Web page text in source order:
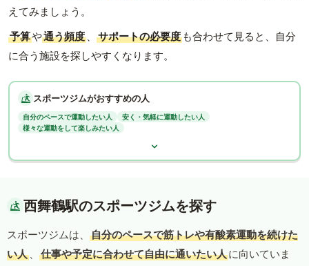
えてみましょう。
予算や通う頻度 、 サポートの必要度 も合わせて見ると、自分
に合う施設を探しやすくなります。
スポーツジムがおすすめの人
自分のペースで運動したい人
安く・気軽に運動したい人
様々な運動をして楽しみたい人
西舞鶴駅のスポーツジムを探す
スポーツジムは、
自分のペースで筋トレや有酸素運動を続けた
い人 、 仕事や予定に合わせて自由に通いたい人に向いていま